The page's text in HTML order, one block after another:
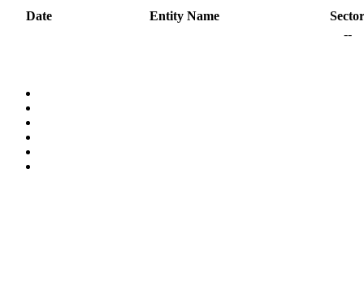
Date Entity Name
Sector
--